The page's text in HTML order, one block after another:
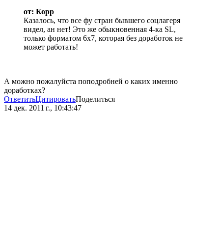
от: Корр
Казалось, что все фу стран бывшего соцлагеря
видел, ан нет! Это же обыкновенная 4-ка SL,
только форматом 6х7, которая без доработок не
может работать!
А можно пожалуйста поподробней о каких именно
доработках?
ОтветитьЦитироватьПоделиться
14 дек. 2011 г., 10:43:47